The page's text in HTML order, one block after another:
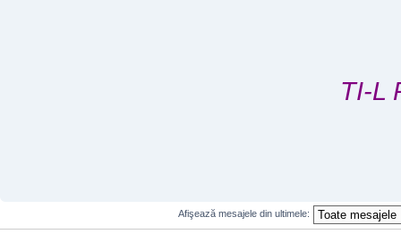
TI-L
Afişează mesajele din ultimele: